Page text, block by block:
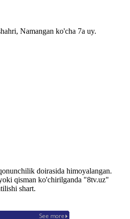
Namangan ko'cha 7a uy.
doirasida himoyalangan.
qisman ko'chirilganda "8tv.uz"
shart.